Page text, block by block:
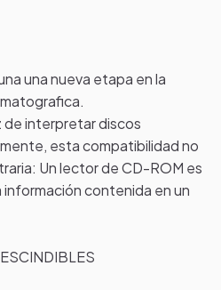
una nueva etapa en la
de interpretar discos
esta compatibilidad no
Un lector de CD-ROM es
contenida en un